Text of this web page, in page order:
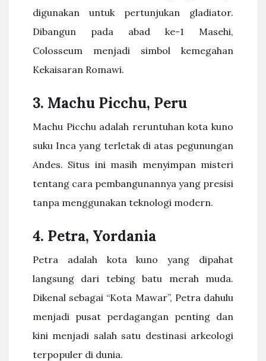
digunakan untuk pertunjukan gladiator.
Dibangun pada abad ke-1 Masehi,
Colosseum menjadi simbol kemegahan
Kekaisaran Romawi.
3. Machu Picchu, Peru
Machu Picchu adalah reruntuhan kota kuno
suku Inca yang terletak di atas pegunungan
Andes. Situs ini masih menyimpan misteri
tentang cara pembangunannya yang presisi
tanpa menggunakan teknologi modern.
4. Petra, Yordania
Petra adalah kota kuno yang dipahat
langsung dari tebing batu merah muda.
Dikenal sebagai “Kota Mawar”, Petra dahulu
menjadi pusat perdagangan penting dan
kini menjadi salah satu destinasi arkeologi
terpopuler di dunia.